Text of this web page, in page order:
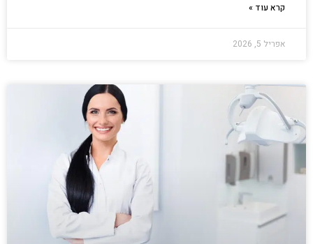
קרא עוד »
אפריל 5, 2026